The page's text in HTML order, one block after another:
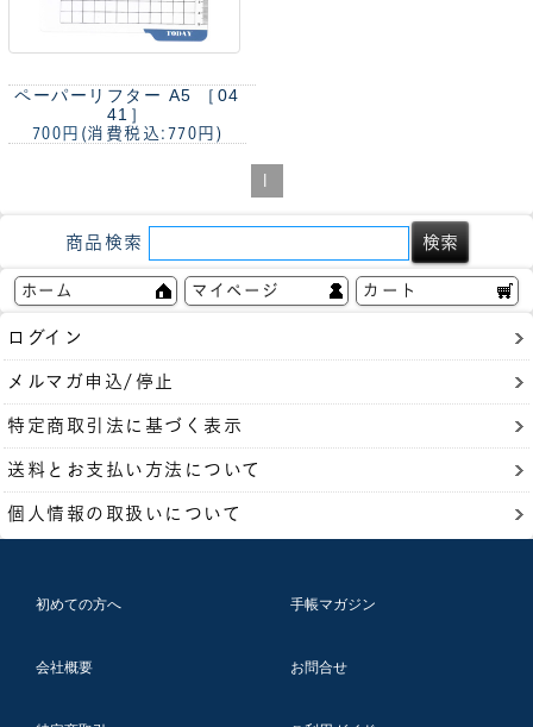
ペーパーリフター A5 ［04
41］
700円 (消費税込:770円)
1
商品検索
ホーム マイページ カート
ログイン
メルマガ申込/停止
特定商取引法に基づく表示
送料とお支払い方法について
個人情報の取扱いについて
初めての方へ 手帳マガジン
会社概要 お問合せ